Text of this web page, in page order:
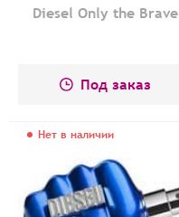
Diesel Only the Brave
Под заказ
Нет в наличии